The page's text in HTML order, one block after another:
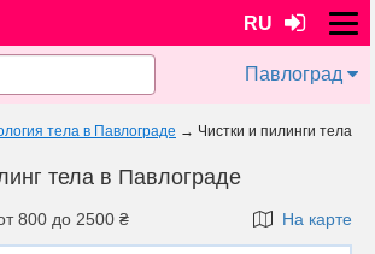
RU
Павлоград
тела в Павлограде → Чистки и пилинги тела
тела в Павлограде
800 до 2500 ₴ На карте